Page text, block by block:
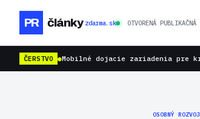
PR články zdarma.sk OTVORENÁ PUBLIKAČNÁ
ČERSTVO ●Mobilné dojacie zariadenia pre
OSOBNÝ ROZVOJ